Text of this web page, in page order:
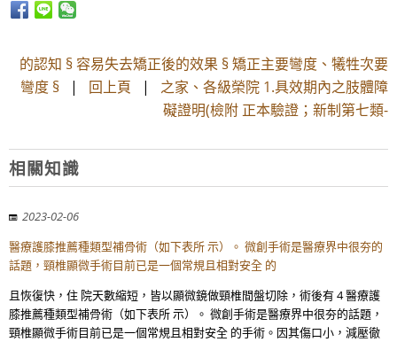
的認知 § 容易失去矯正後的效果 § 矯正主要彎度、犧牲次要
彎度 § | 回上頁 | 之家、各級榮院 1.具效期內之肢體障
礙證明(檢附 正本驗證；新制第七類-
相關知識
2023-02-06
醫療護膝推薦種類型補骨術（如下表所 示）。 微創手術是醫療界中很夯的
話題，頸椎顯微手術目前已是一個常規且相對安全 的
且恢復快，住 院天數縮短，皆以顯微鏡做頸椎間盤切除，術後有 4 醫療護
膝推薦種類型補骨術（如下表所 示）。 微創手術是醫療界中很夯的話題，
頸椎顯微手術目前已是一個常規且相對安全 的手術。因其傷口小，減壓徹